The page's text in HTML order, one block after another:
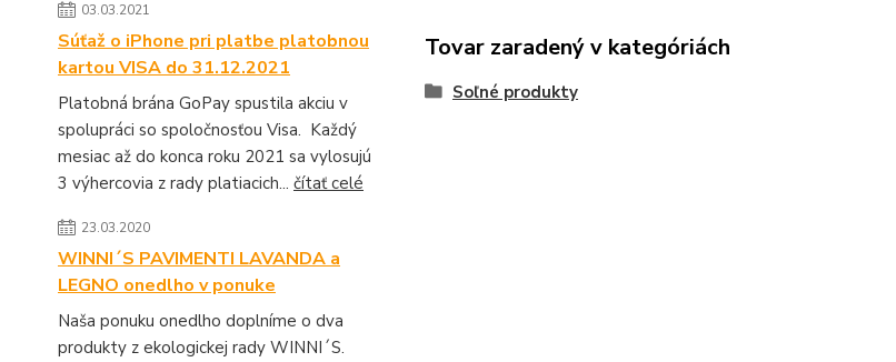
03.03.2021
Súťaž o iPhone pri platbe platobnou
kartou VISA do 31.12.2021
Platobná brána GoPay spustila akciu v
spolupráci so spoločnosťou Visa. Každý
mesiac až do konca roku 2021 sa vylosujú
3 výhercovia z rady platiacich... čítať celé
23.03.2020
WINNI´S PAVIMENTI LAVANDA a
LEGNO onedlho v ponuke
Naša ponuku onedlho doplníme o dva
produkty z ekologickej rady WINNI´S.
Tovar zaradený v kategóriách
Soľné produkty